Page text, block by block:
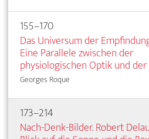
155–170
Das Universum der
Eine Parallele zwischen der
physiologischen Optik und
Georges Roque
173–214
Nach-Denk-Bilder. Robert